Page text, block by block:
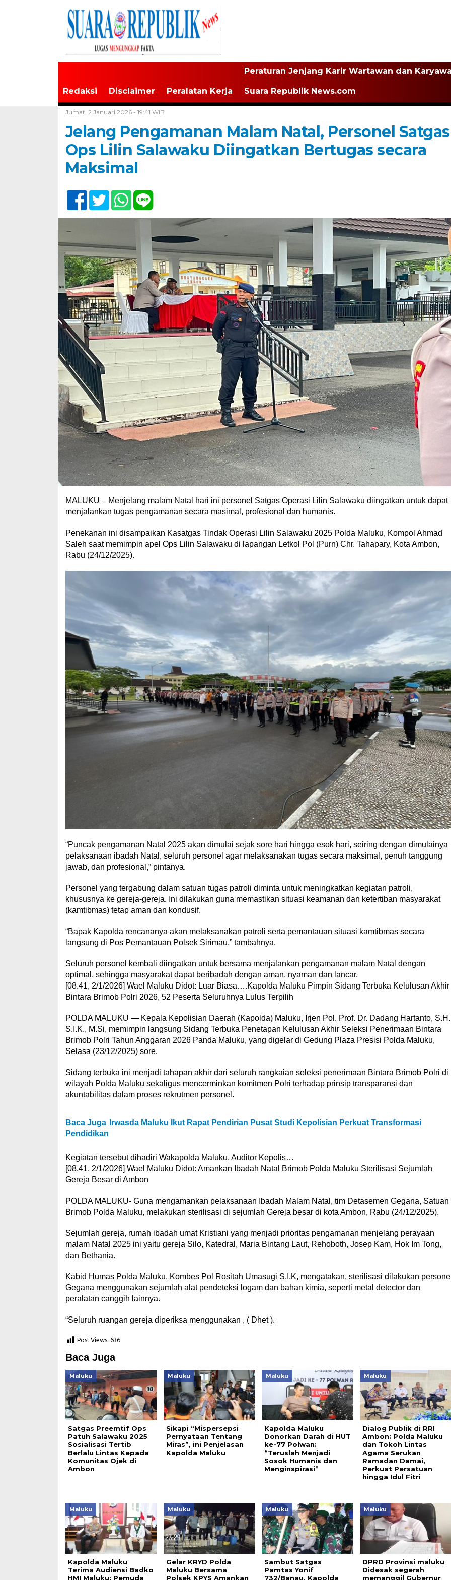
Redaksi Disclaimer Peralatan Kerja
Peraturan Jenjang Karir Wartawan dan
Suara Republik News.com
Jumat, 2 Januari 2026 - 19:41 WIB
Jelang Pengamanan Malam Natal, Personel Satgas
Ops Lilin Salawaku Diingatkan Bertugas secara
Maksimal
MALUKU – Menjelang malam Natal hari ini personel Satgas Operasi Lilin Salawaku diingatkan untuk dapat
menjalankan tugas pengamanan secara masimal, profesional dan humanis.
Penekanan ini disampaikan Kasatgas Tindak Operasi Lilin Salawaku 2025 Polda Maluku, Kompol Ahmad
Saleh saat memimpin apel Ops Lilin Salawaku di lapangan Letkol Pol (Purn) Chr. Tahapary, Kota Ambon,
Rabu (24/12/2025).
“Puncak pengamanan Natal 2025 akan dimulai sejak sore hari hingga esok hari, seiring dengan dimulainya
pelaksanaan ibadah Natal, seluruh personel agar melaksanakan tugas secara maksimal, penuh tanggung
jawab, dan profesional,” pintanya.
Personel yang tergabung dalam satuan tugas patroli diminta untuk meningkatkan kegiatan patroli,
khususnya ke gereja-gereja. Ini dilakukan guna memastikan situasi keamanan dan ketertiban masyarakat
(kamtibmas) tetap aman dan kondusif.
“Bapak Kapolda rencananya akan melaksanakan patroli serta pemantauan situasi kamtibmas secara
langsung di Pos Pemantauan Polsek Sirimau,” tambahnya.
Seluruh personel kembali diingatkan untuk bersama menjalankan pengamanan malam Natal dengan
optimal, sehingga masyarakat dapat beribadah dengan aman, nyaman dan lancar.
[08.41, 2/1/2026] Wael Maluku Didot: Luar Biasa….Kapolda Maluku Pimpin Sidang Terbuka Kelulusan Akhir
Bintara Brimob Polri 2026, 52 Peserta Seluruhnya Lulus Terpilih
POLDA MALUKU — Kepala Kepolisian Daerah (Kapolda) Maluku, Irjen Pol. Prof. Dr. Dadang Hartanto,
S.I.K., M.Si, memimpin langsung Sidang Terbuka Penetapan Kelulusan Akhir Seleksi Penerimaan Bintara
Brimob Polri Tahun Anggaran 2026 Panda Maluku, yang digelar di Gedung Plaza Presisi Polda Maluku,
Selasa (23/12/2025) sore.
Sidang terbuka ini menjadi tahapan akhir dari seluruh rangkaian seleksi penerimaan Bintara Brimob Polri di
wilayah Polda Maluku sekaligus mencerminkan komitmen Polri terhadap prinsip transparansi dan
akuntabilitas dalam proses rekrutmen personel.
Baca Juga
Irwasda Maluku Ikut Rapat Pendirian Pusat Studi Kepolisian Perkuat Transformasi
Pendidikan
Kegiatan tersebut dihadiri Wakapolda Maluku, Auditor Kepolis…
[08.41, 2/1/2026] Wael Maluku Didot: Amankan Ibadah Natal Brimob Polda Maluku Sterilisasi Sejumlah
Gereja Besar di Ambon
POLDA MALUKU- Guna mengamankan pelaksanaan Ibadah Malam Natal, tim Detasemen Gegana, Satuan
Brimob Polda Maluku, melakukan sterilisasi di sejumlah Gereja besar di kota Ambon, Rabu (24/12/2025).
Sejumlah gereja, rumah ibadah umat Kristiani yang menjadi prioritas pengamanan menjelang perayaan
malam Natal 2025 ini yaitu gereja Silo, Katedral, Maria Bintang Laut, Rehoboth, Josep Kam, Hok Im Tong,
dan Bethania.
Kabid Humas Polda Maluku, Kombes Pol Rositah Umasugi S.I.K, mengatakan, sterilisasi dilakukan
Gegana menggunakan sejumlah alat pendeteksi logam dan bahan kimia, seperti metal detector dan
peralatan canggih lainnya.
“Seluruh ruangan gereja diperiksa menggunakan , ( Dhet ).
Post Views:636
Baca Juga
Maluku
Satgas Preemtif Ops
Patuh Salawaku 2025
Sosialisasi Tertib
Berlalu Lintas Kepada
Komunitas Ojek di
Ambon
Maluku
Sikapi “Mispersepsi
Pernyataan Tentang
Miras”, ini Penjelasan
Kapolda Maluku
Maluku
Kapolda Maluku
Donorkan Darah di HUT
ke-77 Polwan:
“Teruslah Menjadi
Sosok Humanis dan
Menginspirasi”
Maluku
Dialog Publik di RRI
Ambon: Polda Maluku
dan Tokoh Lintas
Agama Serukan
Ramadan Damai,
Perkuat Persatuan
hingga Idul Fitri
Maluku
Kapolda Maluku
Terima Audiensi Badko
HMI Maluku: Pemuda
Maluku
Gelar KRYD Polda
Maluku Bersama
Polsek KPYS Amankan
Maluku
Sambut Satgas
Pamtas Yonif
732/Banau, Kapolda
Maluku
DPRD Provinsi maluku
Didesak segerah
memanggil Gubernur